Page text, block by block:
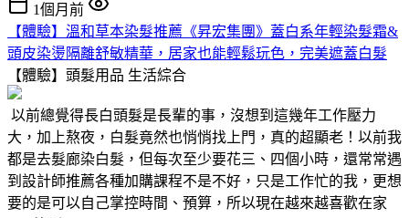
1個月前
【體驗】溫和草本染髮推薦《昇宏集團》蓋白系年輕染髮霜&
頭皮染燙隔離舒敏精華，居家也能輕鬆玩色，完美遮蓋白髮
【體驗】頭髮用品 生活綜合
以前總覺得長白頭髮是長輩的事，沒想到這幾年工作壓力
大，加上熬夜，白髮竟然也悄悄找上門，真的超顯老！以前我
都是去髮廊染白髮，但每次至少要花三、四個小時，還常常遇
到設計師推薦各種加購課程不是不好，只是工作忙的我，更想
要的是可以自己掌控時間、預算，所以現在越來越喜歡在家